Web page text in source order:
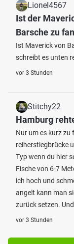
Lionel4567
Ist der
Barsche zu
Ist Maverick von
schreibt es unten
vor 3 Stunden
Stitchy22
Hamburg
Nur um es kurz zu
reiherstiegbrücke
Typ wenn du hier
Fische von 6-7
ich hoch und
angelt kann man
zurück setzen.
vor 3 Stunden